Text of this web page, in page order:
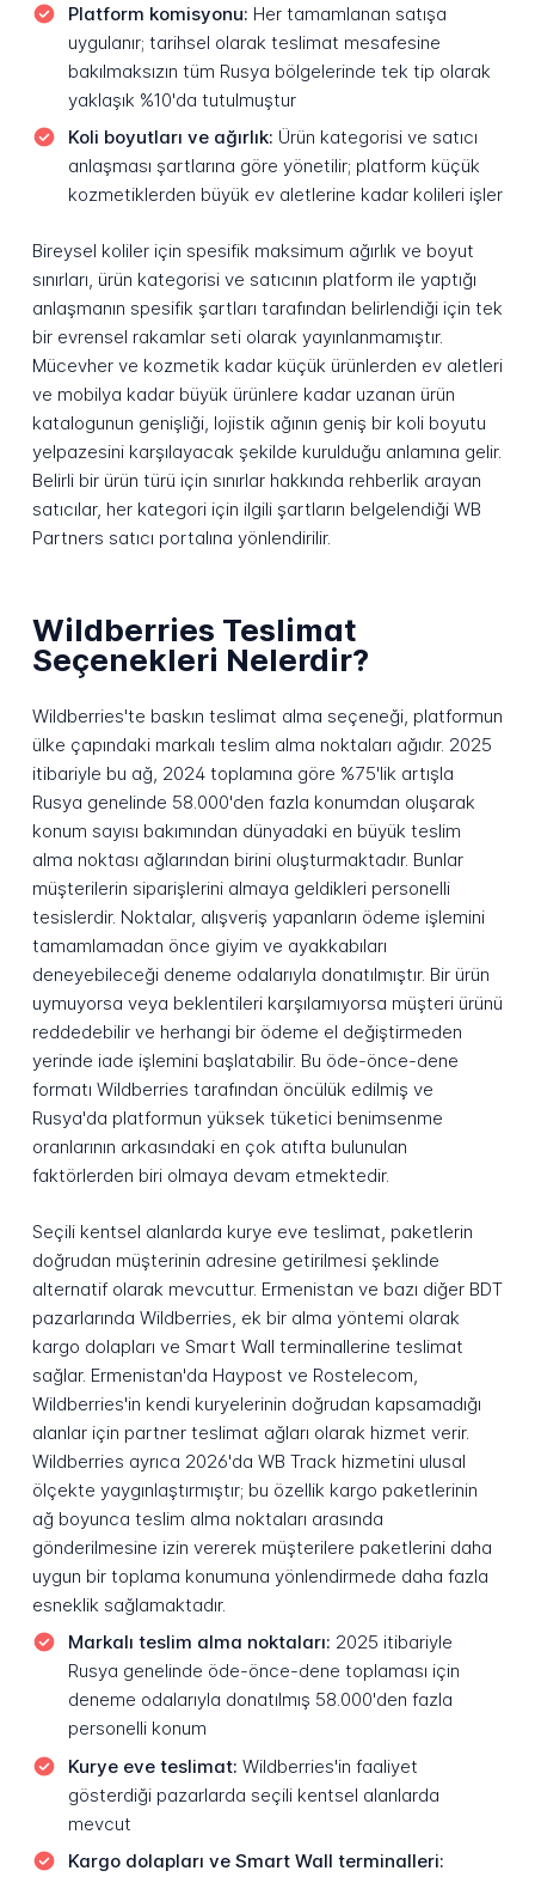
Platform komisyonu: Her tamamlanan satışa
uygulanır; tarihsel olarak teslimat mesafesine
bakılmaksızın tüm Rusya bölgelerinde tek tip olarak
yaklaşık %10'da tutulmuştur
Koli boyutları ve ağırlık: Ürün kategorisi ve satıcı
anlaşması şartlarına göre yönetilir; platform küçük
kozmetiklerden büyük ev aletlerine kadar kolileri işler
Bireysel koliler için spesifik maksimum ağırlık ve boyut
sınırları, ürün kategorisi ve satıcının platform ile yaptığı
anlaşmanın spesifik şartları tarafından belirlendiği için tek
bir evrensel rakamlar seti olarak yayınlanmamıştır.
Mücevher ve kozmetik kadar küçük ürünlerden ev aletleri
ve mobilya kadar büyük ürünlere kadar uzanan ürün
katalogunun genişliği, lojistik ağının geniş bir koli boyutu
yelpazesini karşılayacak şekilde kurulduğu anlamına gelir.
Belirli bir ürün türü için sınırlar hakkında rehberlik arayan
satıcılar, her kategori için ilgili şartların belgelendiği WB
Partners satıcı portalına yönlendirilir.
Wildberries Teslimat
Seçenekleri Nelerdir?
Wildberries'te baskın teslimat alma seçeneği, platformun
ülke çapındaki markalı teslim alma noktaları ağıdır. 2025
itibariyle bu ağ, 2024 toplamına göre %75'lik artışla
Rusya genelinde 58.000'den fazla konumdan oluşarak
konum sayısı bakımından dünyadaki en büyük teslim
alma noktası ağlarından birini oluşturmaktadır. Bunlar
müşterilerin siparişlerini almaya geldikleri personelli
tesislerdir. Noktalar, alışveriş yapanların ödeme işlemini
tamamlamadan önce giyim ve ayakkabıları
deneyebileceği deneme odalarıyla donatılmıştır. Bir ürün
uymuyorsa veya beklentileri karşılamıyorsa müşteri ürünü
reddedebilir ve herhangi bir ödeme el değiştirmeden
yerinde iade işlemini başlatabilir. Bu öde-önce-dene
formatı Wildberries tarafından öncülük edilmiş ve
Rusya'da platformun yüksek tüketici benimsenme
oranlarının arkasındaki en çok atıfta bulunulan
faktörlerden biri olmaya devam etmektedir.
Seçili kentsel alanlarda kurye eve teslimat, paketlerin
doğrudan müşterinin adresine getirilmesi şeklinde
alternatif olarak mevcuttur. Ermenistan ve bazı diğer BDT
pazarlarında Wildberries, ek bir alma yöntemi olarak
kargo dolapları ve Smart Wall terminallerine teslimat
sağlar. Ermenistan'da Haypost ve Rostelecom,
Wildberries'in kendi kuryelerinin doğrudan kapsamadığı
alanlar için partner teslimat ağları olarak hizmet verir.
Wildberries ayrıca 2026'da WB Track hizmetini ulusal
ölçekte yaygınlaştırmıştır; bu özellik kargo paketlerinin
ağ boyunca teslim alma noktaları arasında
gönderilmesine izin vererek müşterilere paketlerini daha
uygun bir toplama konumuna yönlendirmede daha fazla
esneklik sağlamaktadır.
Markalı teslim alma noktaları: 2025 itibariyle
Rusya genelinde öde-önce-dene toplaması için
deneme odalarıyla donatılmış 58.000'den fazla
personelli konum
Kurye eve teslimat: Wildberries'in faaliyet
gösterdiği pazarlarda seçili kentsel alanlarda
mevcut
Kargo dolapları ve Smart Wall terminalleri: